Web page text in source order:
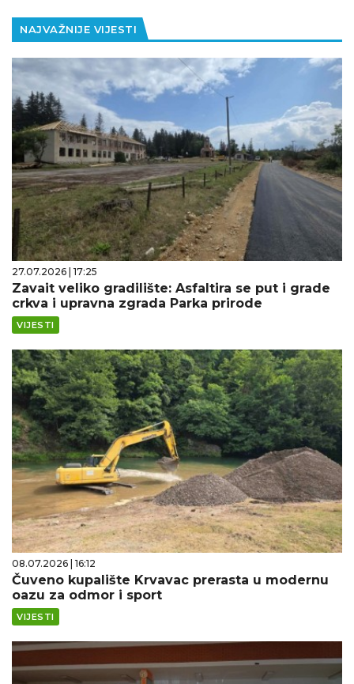
NAJVAŽNIJE VIJESTI
27.07.2026 | 17:25
Zavait veliko gradilište: Asfaltira se put i grade
crkva i upravna zgrada Parka prirode
VIJESTI
08.07.2026 | 16:12
Čuveno kupalište Krvavac prerasta u modernu
oazu za odmor i sport
VIJESTI